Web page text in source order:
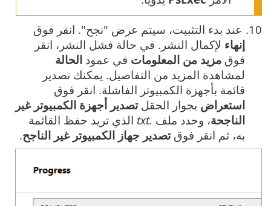
عند بدء التثبيت، سيتم عرض "نجح". انقر فوق
إنهاء لإكمال النشر. في حالة فشل النشر، انقر
فوق مزيد من المعلومات في عمود الحالة
لمشاهدة المزيد من التفاصيل. يمكنك تصدير
قائمة بأجهزة الكمبيوتر الفاشلة. انقر فوق
استعراض بجوار الحقلتصدير أجهزة الكمبيوتر غير
الناجحة، وحدد ملف .txt
الذي تريد حفظ القائمة
به، ثم انقر فوقتصدير جهاز الكمبيوتر غير الناجح.